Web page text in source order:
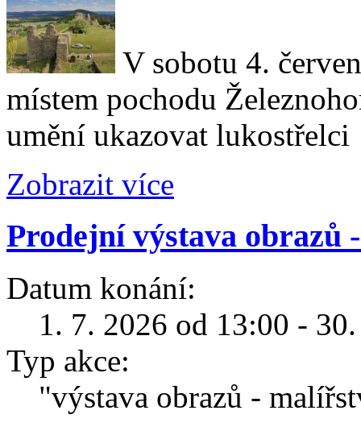
V sobotu 4.
místem pochodu
umění ukazovat lukostřelci
Zobrazit více
Prodejní výstava obrazů
Datum konání:
1. 7. 2026 od 13:00 -
Typ akce:
"výstava obrazů -